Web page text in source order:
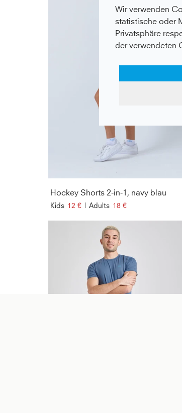
Hockey Shorts 2-in-1, navy blau
Kids 12 € | Adults 18 €
Wir verwenden
statistische oder
Privatsphäre
der verwendeten